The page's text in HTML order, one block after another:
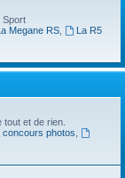
Sport
Megane RS,
La R5
tout et de rien.
concours photos,